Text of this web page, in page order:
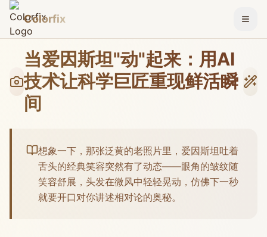
Colorfix 切换
当爱因斯坦"动"起来：用AI
技术让科学巨匠重现鲜活瞬
间
想象一下，那张泛黄的老照片里，爱因斯坦吐着
舌头的经典笑容突然有了动态——眼角的皱纹随
笑容舒展，头发在微风中轻轻晃动，仿佛下一秒
就要开口对你讲述相对论的奥秘。